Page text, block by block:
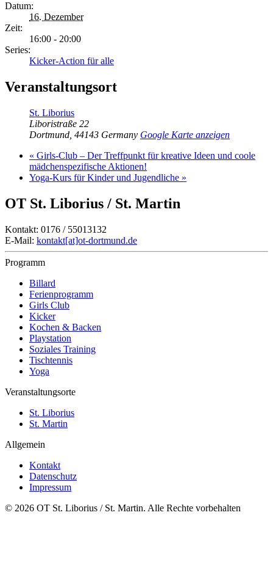
Datum:
16. Dezember
Zeit:
16:00 - 20:00
Series:
Kicker-Action für alle
Veranstaltungsort
St. Liborius
Liboristraße 22
Dortmund 44143 Germany Google Karte anzeigen
« Girls-Club – Der Treffpunkt für kreative Ideen und coole
mädchenspezifische Aktionen!
Yoga-Kurs für Kinder und Jugendliche »
OT St. Liborius / St. Martin
Kontakt: 0176 / 55013132
E-Mail: kontakt[at]ot-dortmund.de
Programm
Billard
Ferienprogramm
Girls Club
Kicker
Kochen & Backen
Playstation
Soziales Training
Tischtennis
Yoga
Veranstaltungsorte
St. Liborius
St. Martin
Allgemein
Kontakt
Datenschutz
Impressum
© 2026 OT St. Liborius / St. Martin. Alle Rechte vorbehalten